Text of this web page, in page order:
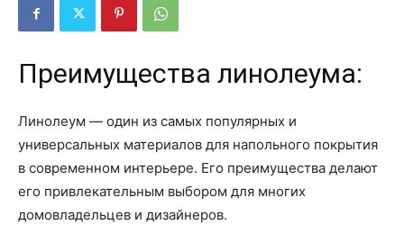
Преимущества линолеума:
Линолеум — один из самых популярных и
универсальных материалов для напольного покрытия
в современном интерьере. Его преимущества делают
его привлекательным выбором для многих
домовладельцев и дизайнеров.